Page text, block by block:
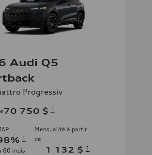
Audi Q5
Progressiv
70 750 $ 1
% 1
60 mois
Mensualité à partir
de
1 132 $ 1